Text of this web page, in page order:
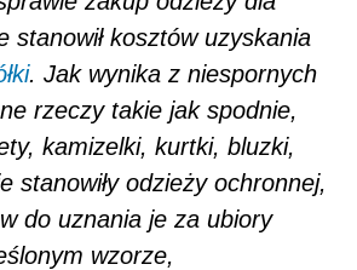
stanowił kosztów uzyskania
. Jak wynika z niespornych
rzeczy takie jak spodnie,
kamizelki, kurtki, bluzki,
stanowiły odzieży ochronnej,
do uznania je za ubiory
wzorze,